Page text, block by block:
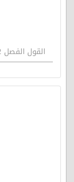
القول الفصل 542 - منبر الهيئات.. صوت مقاوم